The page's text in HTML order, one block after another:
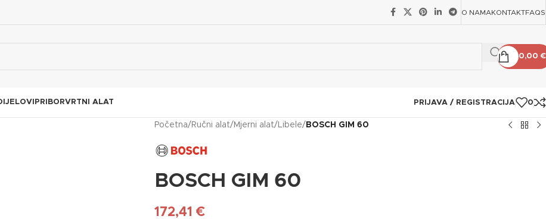
O NAMAKONTAKTFAQS
0,00€
PRIBORVRTNI ALAT PRIJAVA / REGISTRACIJA 0
Početna/ Ručni alat/ Mjerni alat/ Libele/ BOSCH GIM 60
BOSCH GIM 60
172,41 €